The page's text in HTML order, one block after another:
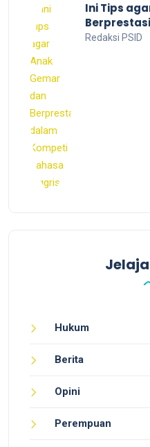
Ini Tips
Bahasa
Redaksi PSID
Hukum
Berita
Opini
Perempuan